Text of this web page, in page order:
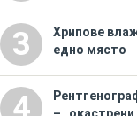
3
Хрипове
едно място
4